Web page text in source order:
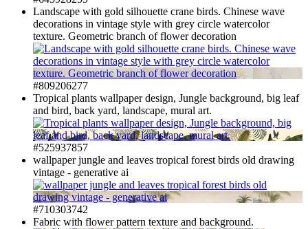
Landscape with gold silhouette crane birds. Chinese wave
decorations in vintage style with grey circle watercolor
texture. Geometric branch of flower decoration
#809206277
Tropical plants wallpaper design, Jungle background, big leaf
and bird, back yard, landscape, mural art.
#525937857
wallpaper jungle and leaves tropical forest birds old drawing
vintage - generative ai
#710303742
Fabric with flower pattern texture and background.